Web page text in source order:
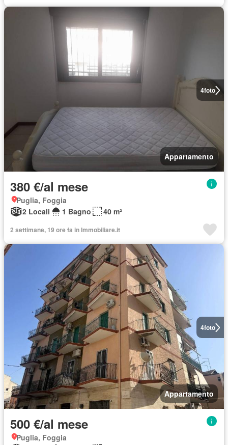
4foto
Appartamento
380 €/al mese
Puglia, Foggia
2 Locali
1 Bagno 40 m²
2 settimane, 19 ore fa in Immobiliare.it
4foto
Appartamento
500 €/al mese
Puglia, Foggia